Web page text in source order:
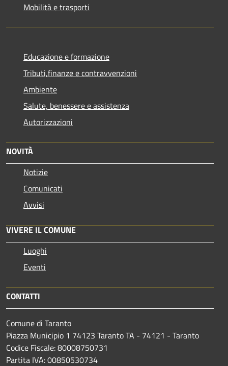
Mobilità e trasporti
Educazione e formazione
Tributi,finanze e contravvenzioni
Ambiente
Salute, benessere e assistenza
Autorizzazioni
NOVITÀ
Notizie
Comunicati
Avvisi
VIVERE IL COMUNE
Luoghi
Eventi
CONTATTI
Comune di Taranto
Piazza Municipio 1 74123 Taranto TA - 74121 - Taranto
Codice Fiscale: 80008750731
Partita IVA: 00850530734